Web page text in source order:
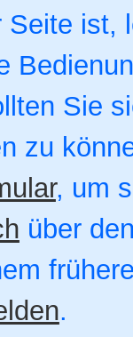
Seite
Sie
zu
, um
über
.